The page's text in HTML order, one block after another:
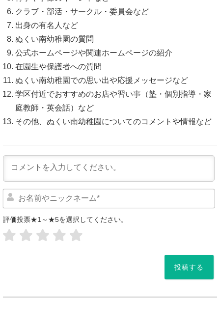
クラブ・部活・サークル・委員会など
出身の有名人など
ぬくい南幼稚園の質問
公式ホームページや関連ホームページの紹介
在園生や保護者への質問
ぬくい南幼稚園での思い出や応援メッセージなど
学区付近でおすすめのお店や習い事（塾・個別指導・家
庭教師・英会話）など
その他、ぬくい南幼稚園についてのコメントや情報など
評価投票★1～★5を選択してください。